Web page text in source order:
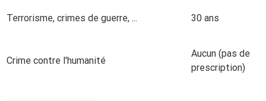
Terrorisme, crimes de guerre, ... 30 ans
Crime contre l'humanité
Aucun (pas de
prescription)